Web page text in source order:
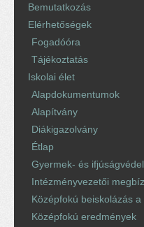
Bemutatkozás
Elérhetőségek
Fogadóóra
Tájékoztatás
Iskolai élet
Alapdokumentumok
Alapítvány
Diákigazolvány
Étlap
Gyermek- és
Intézményvezetői
Középfokú beiskolázás
Középfokú eredmények